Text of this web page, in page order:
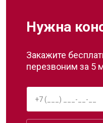
Нужна
Закажите
перезвоним за 5